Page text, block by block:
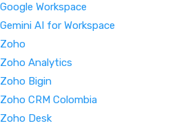
Google Workspace
Gemini AI for Workspace
Zoho
Zoho Analytics
Zoho Bigin
Zoho CRM Colombia
Zoho Desk